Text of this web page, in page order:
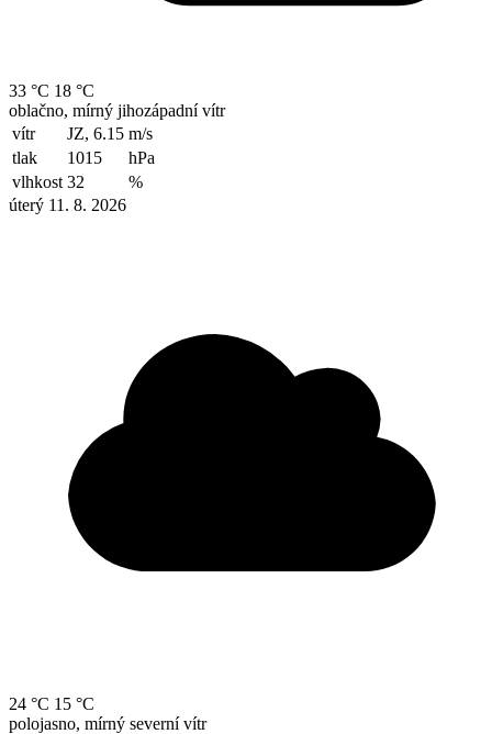
33 °C 18 °C
oblačno, mírný jihozápadní vítr
vítr
JZ, 6.15 m/s
tlak
1015
hPa
vlhkost 32
%
úterý 11. 8. 2026
24 °C 15 °C
polojasno, mírný severní vítr